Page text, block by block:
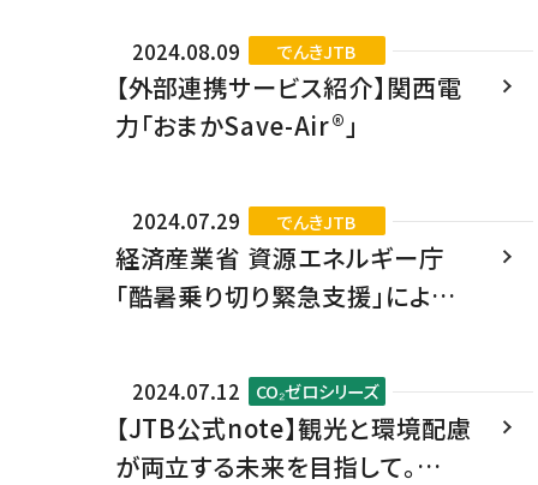
ン 代表取締役社長執行役員
藤原卓行氏に聞く
2024.08.09 でんきJTB
【外部連携サービス紹介】関西電
力「おまかSave-Air®」
2024.07.29 でんきJTB
経済産業省 資源エネルギー庁
「酷暑乗り切り緊急支援」による
2024.07.12 CO₂ゼロシリーズ
【JTB公式note】観光と環境配慮
が両立する未来を目指して。